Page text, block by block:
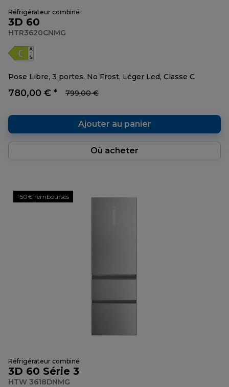
Réfrigérateur combiné
3D 60
HTR3620CNMG
Pose Libre, 3 portes, No Frost, Léger Led, Classe C
780,00 € * 799,00 €
Ajouter au panier
Où acheter
-50€ remboursés
Réfrigérateur combiné
3D 60 Série 3
HTW 3618DNMG